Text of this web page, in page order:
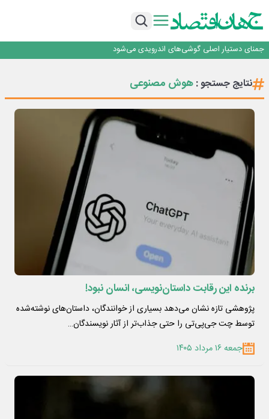
ایران، شریک راهبردی اتحادیه اقتصادی اوراسیا در مسیر توسعه تجارت و همگرایی
جمنای دستیار اصلی گوشی‌های اندرویدی می‌شود
برگزاری آیین نکوداشت فعالان مواکب مرز شلمچه توسط شهرداری منطقه یک
ایران، شریک راهبردی اتحادیه اقتصادی اوراسیا در مسیر توسعه تجارت و همگرایی
نتایج جستجو :هوش مصنوعی
برنده این رقابت داستان‌نویسی، انسان نبود!
پژوهشی تازه نشان می‌دهد بسیاری از خوانندگان، داستان‌های نوشته‌شده
توسط چت جی‌پی‌تی را حتی جذاب‌تر از آثار نویسندگان…
جمعه ۱۶ مرداد ۱۴۰۵